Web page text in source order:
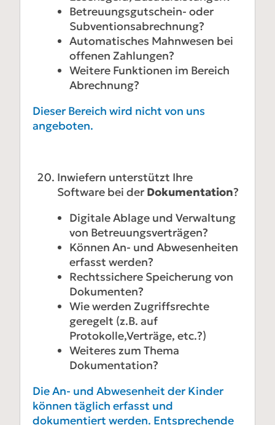
Betreuungsgutschein- oder
Subventionsabrechnung?
Automatisches Mahnwesen bei
offenen Zahlungen?
Weitere Funktionen im Bereich
Abrechnung?
Dieser Bereich wird nicht von uns
angeboten.
Inwiefern unterstützt Ihre
Software bei der Dokumentation?
Digitale Ablage und Verwaltung
von Betreuungsverträgen?
Können An- und Abwesenheiten
erfasst werden?
Rechtssichere Speicherung von
Dokumenten?
Wie werden Zugriffsrechte
geregelt (z.B. auf
Protokolle,Verträge, etc.?)
Weiteres zum Thema
Dokumentation?
Die An- und Abwesenheit der Kinder
können täglich erfasst und
dokumentiert werden. Entsprechende